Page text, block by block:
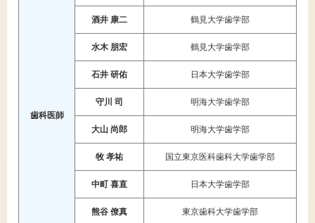
歯科医師
酒井 康二 鶴見大学歯学部
水木 朋宏 鶴見大学歯学部
石井 研佑 日本大学歯学部
守川 司 明海大学歯学部
大山 尚郎 明海大学歯学部
牧 孝祐 国立東京医科歯科大学歯学部
中町 喜直 日本大学歯学部
熊谷 僚真 東京歯科大学歯学部